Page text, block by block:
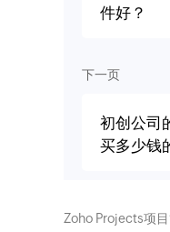
件好？
下一页
初创公司
买多少钱
Zoho Projects项